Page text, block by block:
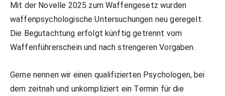
Halbautomaten-& PCC-Kurse
Halbautomaten-& PCC-Kurse
Mit der Novelle 2025 zum Waffengesetz wurden
waffenpsychologische Untersuchungen neu geregelt.
Die Begutachtung erfolgt künftig getrennt vom
Waffenführerschein und nach strengeren Vorgaben.
Gerne nennen wir einen qualifizierten Psychologen, bei
dem zeitnah und unkompliziert ein Termin für die